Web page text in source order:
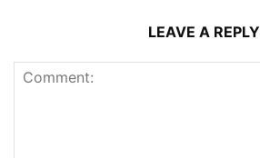
LEAVE A REPLY